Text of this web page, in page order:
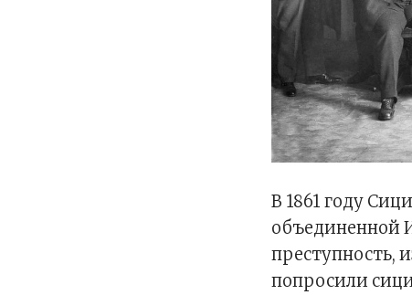
В 1861 году
объединенной
преступность,
попросили